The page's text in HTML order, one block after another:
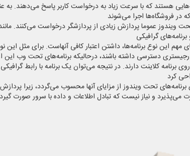
هستند که با سرعت زیاد به درخواست کاربر پاسخ می‌دهند. به
در فروشگاه‌ها اجرا می‌شوند
ویندوز عموما پردازش زیادی از پردازشگر درخواست می‌کنند.
گرافیکی
مهم این نوع برنامه‌ها، داشتن اعتبار کافی آنهاست. برای مثل این
دسترسی داشته باشند، درحالیکه برنامه‌های تحت وب این
برنامه کلاینت دارند. در نتیجه می‌توان یک برنامه با رابط گرافیکی
کرد
تحت ویندوز از مزایای آنها محسوب می‌گردد، زیرا
می‌پذیرد و نیاز نیست که تبادل اطلاعات و داده با سرور صورت گیرد